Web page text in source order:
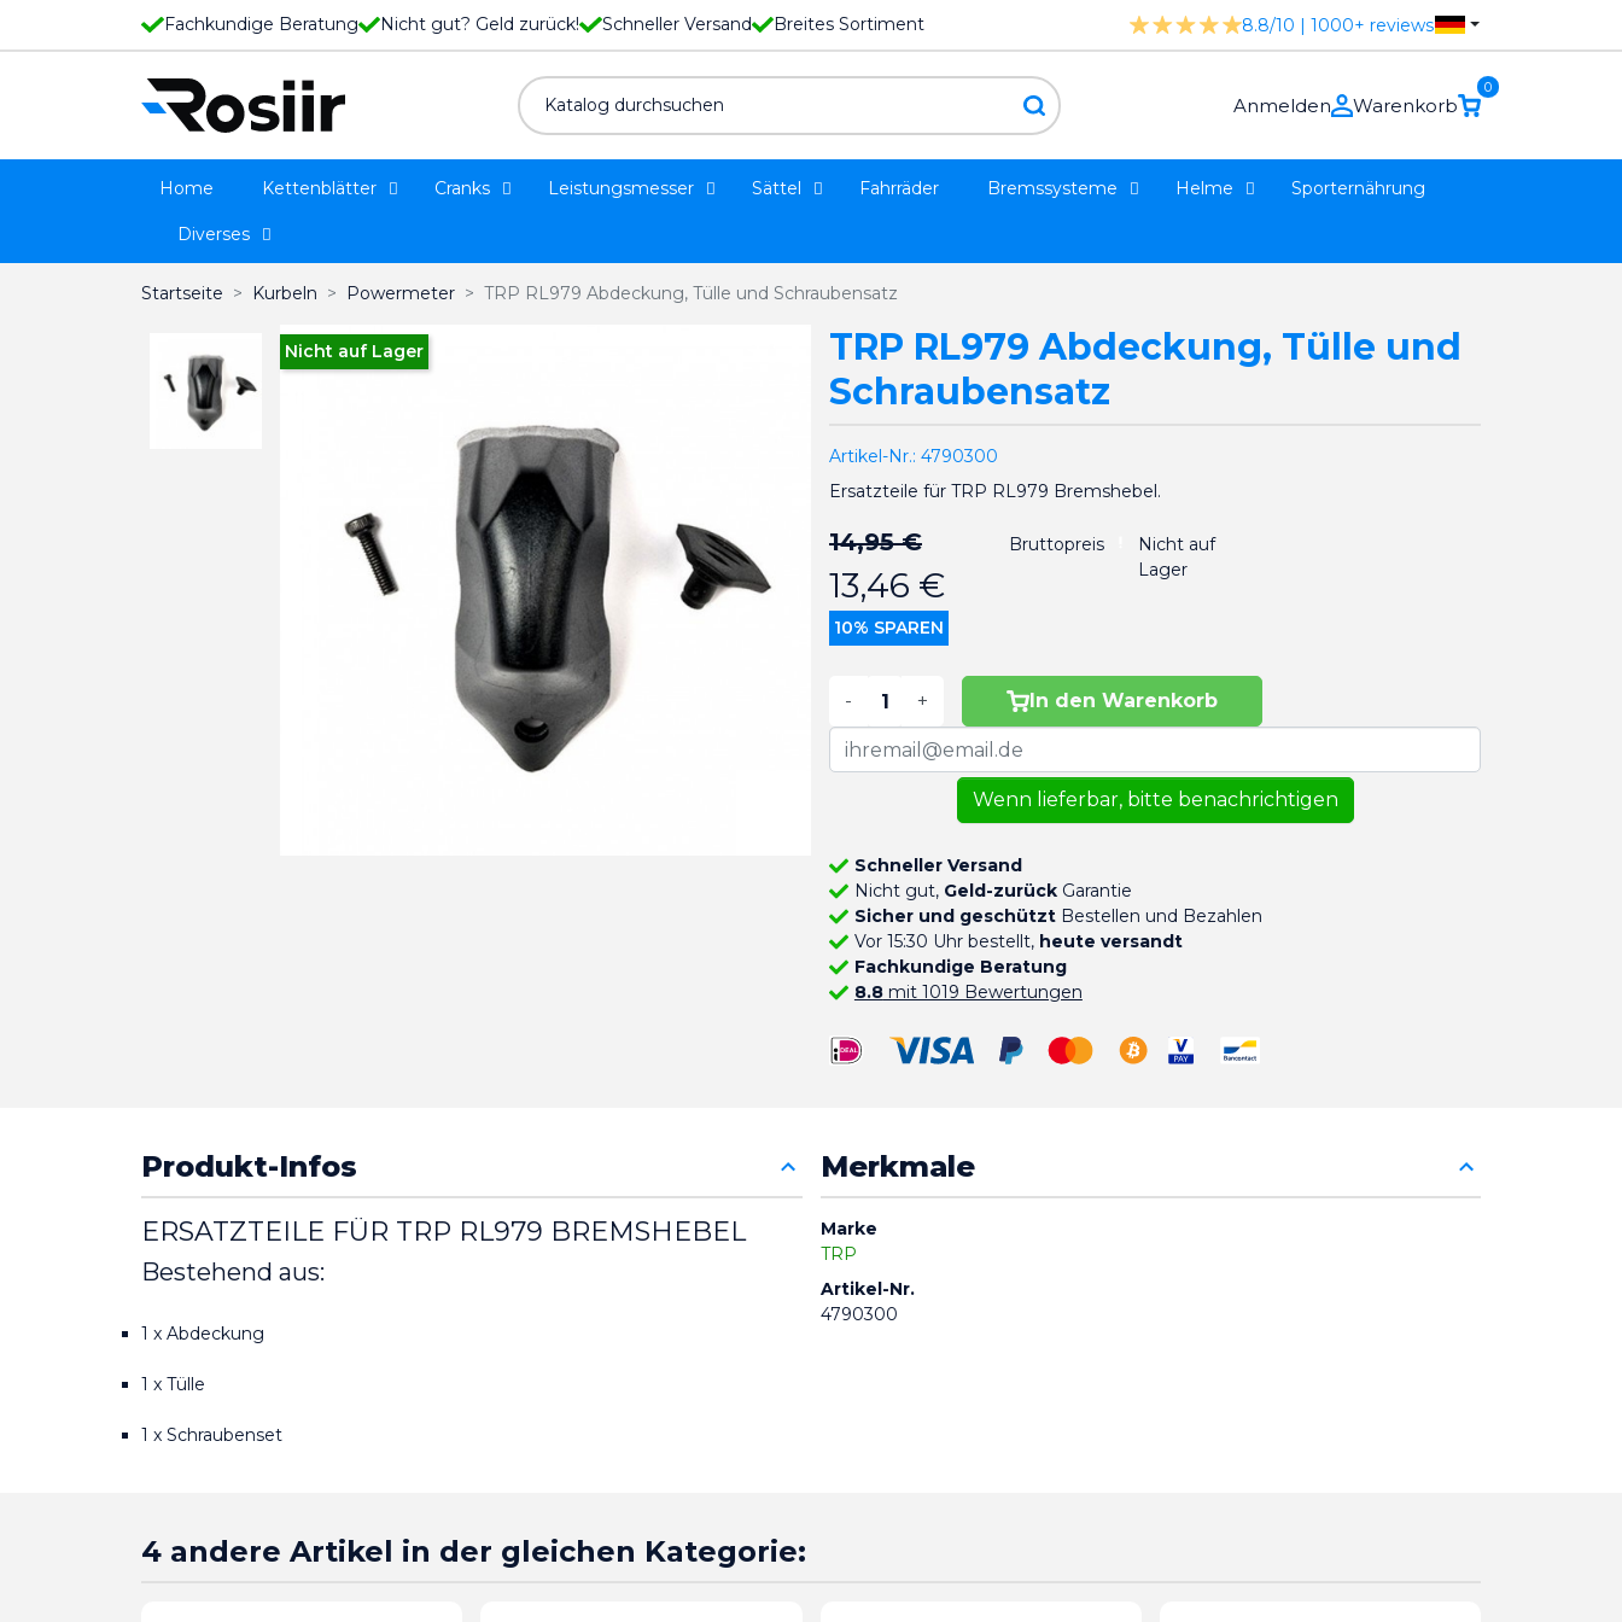
Fachkundige Beratung Nicht gut? Geld zurück! Schneller Versand Breites Sortiment 8.8/10 | 1000+ reviews
Anmelden
0
Warenkorb
Home Kettenblätter Cranks Leistungsmesser Sättel Fahrräder Bremssysteme Helme Sporternährung
Diverses
Startseite Kurbeln Powermeter TRP RL979 Abdeckung, Tülle und Schraubensatz
Nicht auf Lager
TRP RL979 Abdeckung, Tülle und
Schraubensatz
Artikel-Nr.: 4790300
Ersatzteile für TRP RL979 Bremshebel.
14,95 €
13,46 €
10% SPAREN
Bruttopreis
Nicht auf
Lager
- + In den Warenkorb
Wenn lieferbar, bitte benachrichtigen
Schneller Versand
Nicht gut, Geld-zurückGarantie
Sicher und geschütztBestellen und Bezahlen
Vor 15:30 Uhr bestellt, heute versandt
Fachkundige Beratung
8.8mit 1019 Bewertungen
Produkt-Infos
ERSATZTEILE FÜR TRP RL979 BREMSHEBEL
Bestehend aus:
1 x Abdeckung
1 x Tülle
1 x Schraubenset
Merkmale
Marke
TRP
Artikel-Nr.
4790300
4 andere Artikel in der gleichen Kategorie: